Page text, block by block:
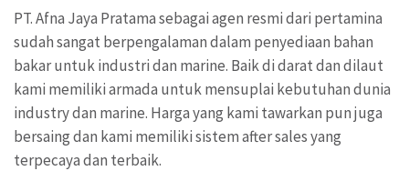
PT. Afna Jaya Pratama sebagai agen resmi dari pertamina
sudah sangat berpengalaman dalam penyediaan bahan
bakar untuk industri dan marine. Baik di darat dan dilaut
kami memiliki armada untuk mensuplai kebutuhan dunia
industry dan marine. Harga yang kami tawarkan pun juga
bersaing dan kami memiliki sistem after sales yang
terpecaya dan terbaik.